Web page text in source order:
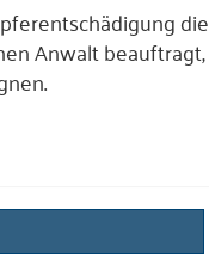
die
Anwalt beauftragt,